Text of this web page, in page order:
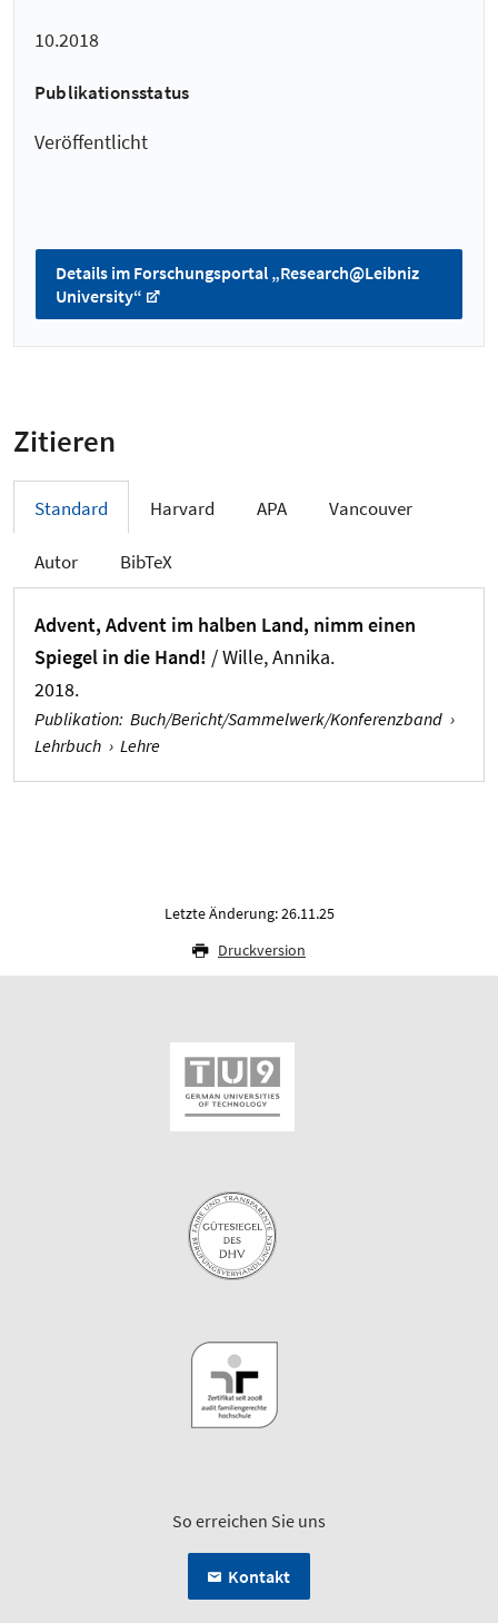
10.2018
Publikationsstatus
Veröffentlicht
Details im Forschungsportal „Research@Leibniz
University“
Zitieren
Standard Harvard APA Vancouver
Autor BibTeX
Advent, Advent im halben Land, nimm einen
Spiegel in die Hand! /Wille, Annika.
2018.
Publikation: Buch/Bericht/Sammelwerk/Konferenzband ›
Lehrbuch › Lehre
Letzte Änderung: 26.11.25
Druckversion
So erreichen Sie uns
Kontakt